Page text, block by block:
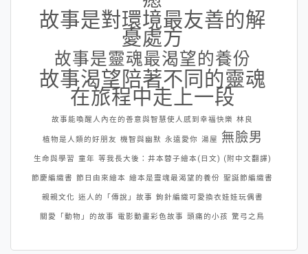
故事是對環境最友善的解
憂處方
故事是靈魂最渴望的養份
故事渴望陪著不同的靈魂
在旅程中走上一段
故事能喚醒人內在的善意與智慧使人感到幸福快樂 林良
植物是人類的好朋友 機智與幽默 永遠愛你 湯屋 無臉男
生命與學習 童年 等我長大後：井本蓉子繪本(日文) (附中文翻譯)
節慶編織書 節日由來繪本 繪本是靈魂最渴望的養份 聖誕節編織書
親親文化 迷人的「傳說」故事 鉤針編織可愛換衣娃娃玩偶書
關愛「動物」的故事 電影動畫彩色故事 頭痛的小孩 驚弓之鳥